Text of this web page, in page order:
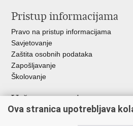
Pristup informacijama
Pravo na pristup informacijama
Savjetovanje
Zaštita osobnih podataka
Zapošljavanje
Školovanje
Važne poveznice
Ministarstvo unutarnjih poslova
Ova stranica upotrebljava